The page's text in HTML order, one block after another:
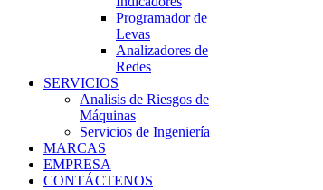
Programador de
Levas
Analizadores de
Redes
SERVICIOS
Analisis de Riesgos de
Máquinas
Servicios de Ingeniería
MARCAS
EMPRESA
CONTÁCTENOS